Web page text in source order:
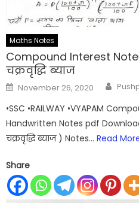
Maths Notes
Compound Interest
चक्रवृद्धि ब्याज
Posted
on
November 26, 2020
•SSC •RAILWAY •VYAPAM
Handwritten Notes pdf
चक्रवृद्धि ब्याज ) Notes…Read
Share